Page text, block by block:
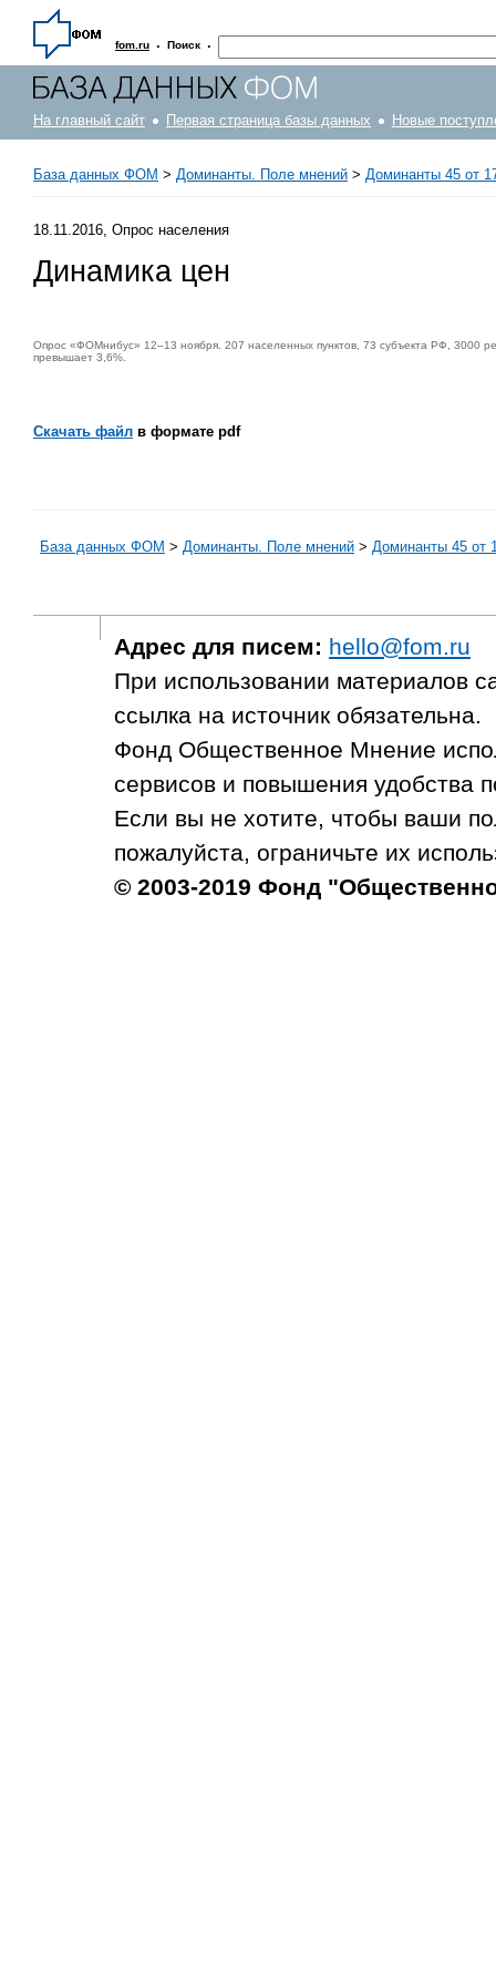
fom.ru · Поиск ·
На главный сайт Первая страница базы данных Новые
База данных ФОМ > Доминанты. Поле мнений > Доминанты 45 от
18.11.2016, Опрос населения
Динамика цен
Опрос «ФОМнибус» 12–13 ноября. 207 населенных пунктов, 73 субъекта РФ, 3000
превышает 3,6%.
Скачать файл в формате pdf
База данных ФОМ > Доминанты. Поле мнений > Доминанты 45 от
Адрес для писем: hello@fom.ru
При использовании материалов
ссылка на источник обязательна.
Фонд Общественное Мнение
сервисов и повышения удобства
Если вы не хотите, чтобы ваши
пожалуйста, ограничьте их
© 2003-2019 Фонд